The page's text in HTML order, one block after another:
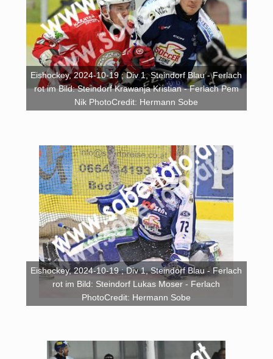
Eishockey, 2024-10-19 ; Div 1, Steindorf Blau - Ferlach
rot im Bild: Steindorf Krawanja Kristian - Ferlach Pem
Nik PhotoCredit: Hermann Sobe
Eishockey, 2024-10-19 ; Div 1, Steindorf Blau - Ferlach
rot im Bild: Steindorf Lukas Moser - Ferlach
PhotoCredit: Hermann Sobe